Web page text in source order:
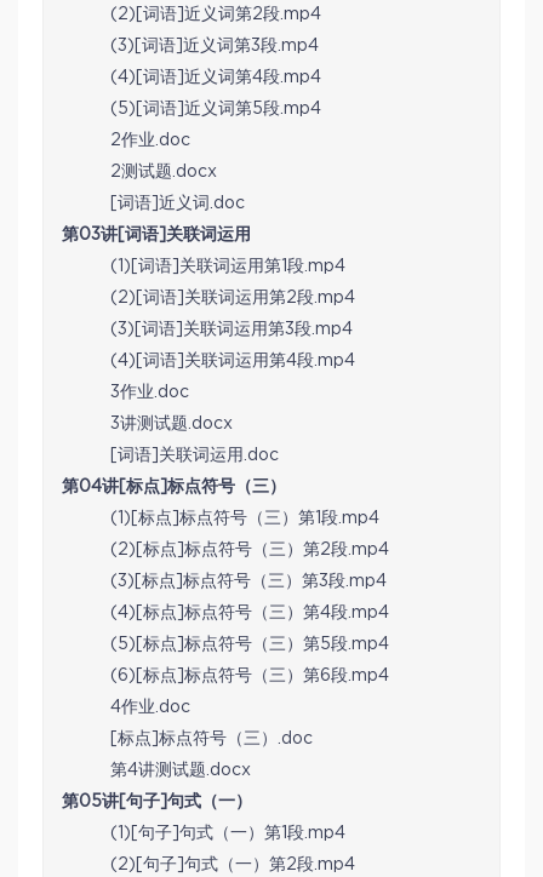
(2)[词语]近义词第2段.mp4
(3)[词语]近义词第3段.mp4
(4)[词语]近义词第4段.mp4
(5)[词语]近义词第5段.mp4
2作业.doc
2测试题.docx
[词语]近义词.doc
第03讲[词语]关联词运用
(1)[词语]关联词运用第1段.mp4
(2)[词语]关联词运用第2段.mp4
(3)[词语]关联词运用第3段.mp4
(4)[词语]关联词运用第4段.mp4
3作业.doc
3讲测试题.docx
[词语]关联词运用.doc
第04讲[标点]标点符号（三）
(1)[标点]标点符号（三）第1段.mp4
(2)[标点]标点符号（三）第2段.mp4
(3)[标点]标点符号（三）第3段.mp4
(4)[标点]标点符号（三）第4段.mp4
(5)[标点]标点符号（三）第5段.mp4
(6)[标点]标点符号（三）第6段.mp4
4作业.doc
[标点]标点符号（三）.doc
第4讲测试题.docx
第05讲[句子]句式（一）
(1)[句子]句式（一）第1段.mp4
(2)[句子]句式（一）第2段.mp4